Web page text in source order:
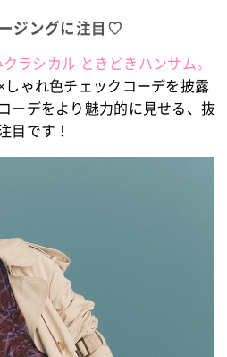
ジングに注目♡
ラシカル ときどきハンサム。
ゃれ色チェックコーデを披露
ーデをより魅力的に見せる、抜
目です！